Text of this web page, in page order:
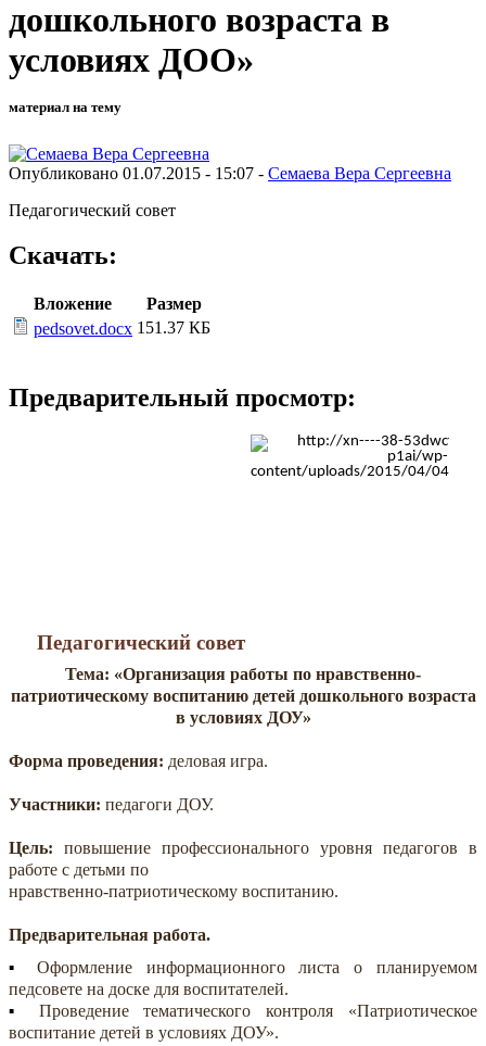
дошкольного возраста в
условиях ДОО»
материал на тему
Опубликовано 01.07.2015 - 15:07 - Семаева Вера Сергеевна
Педагогический совет
Скачать:
Вложение
Размер
pedsovet.docx 151.37 КБ
Предварительный просмотр:
Педагогический совет
Тема: «Организация работы по нравственно-
патриотическому воспитанию детей дошкольного возраста
в условиях ДОУ»
Форма проведения: деловая игра.
Участники: педагоги ДОУ.
Цель: повышение профессионального уровня педагогов в
работе с детьми по
нравственно-патриотическому воспитанию.
Предварительная работа.
Оформление информационного листа о планируемом
педсовете на доске для воспитателей.
Проведение тематического контроля «Патриотическое
воспитание детей в условиях ДОУ».